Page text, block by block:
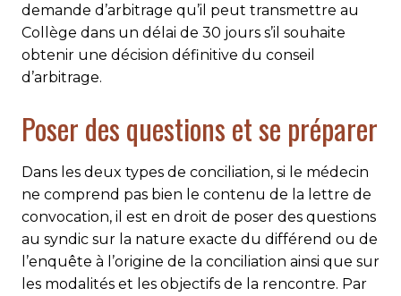
demande d’arbitrage qu’il peut transmettre au
Collège dans un délai de 30 jours s’il souhaite
obtenir une décision définitive du conseil
d’arbitrage.
Poser des questions et se préparer
Dans les deux types de conciliation, si le médecin
ne comprend pas bien le contenu de la lettre de
convocation, il est en droit de poser des questions
au syndic sur la nature exacte du différend ou de
l’enquête à l’origine de la conciliation ainsi que sur
les modalités et les objectifs de la rencontre. Par